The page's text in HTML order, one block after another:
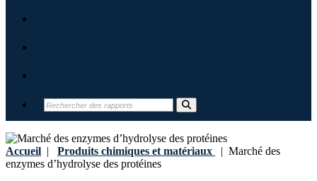
Accueil | Produits chimiques et matériaux | Marché des
enzymes d’hydrolyse des protéines